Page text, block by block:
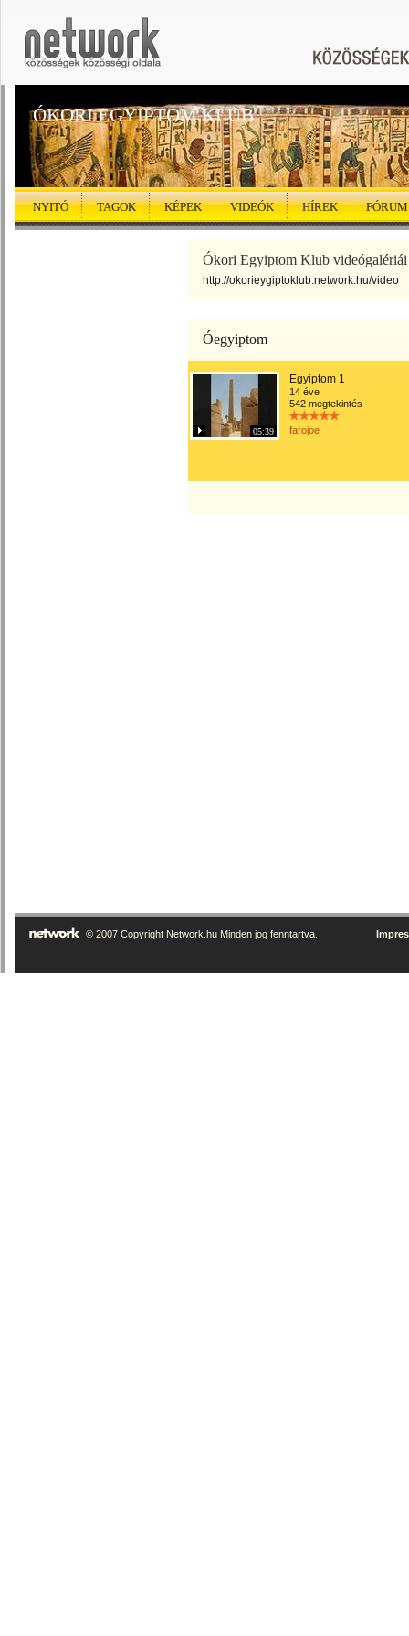
ÓKORI EGYIPTOM KLUB
NYITÓ TAGOK KÉPEK VIDEÓK HÍREK FÓRUM
Ókori Egyiptom Klub videógalériái
http://okorieygiptoklub.network.hu/video
Óegyiptom
05:39
Egyiptom 1
14 éve
542 megtekintés
farojoe
© 2007 Copyright Network.hu Minden jog fenntartva.